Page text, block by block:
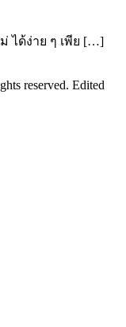
ได้ง่าย ๆ เพีย […]
reserved. Edited